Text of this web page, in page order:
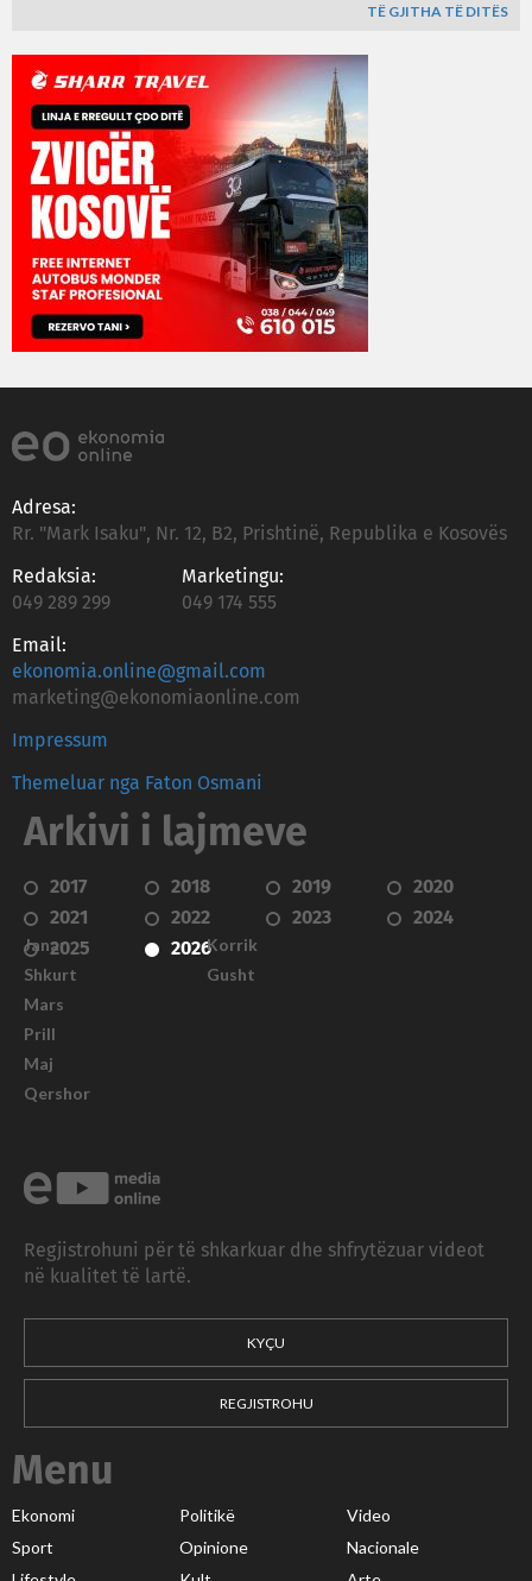
TË GJITHA TË DITËS
Adresa:
Rr. "Mark Isaku", Nr. 12, B2, Prishtinë, Republika e Kosovës
Redaksia:
049 289 299
Marketingu:
049 174 555
Email:
ekonomia.online@gmail.com
marketing@ekonomiaonline.com
Impressum
Themeluar nga Faton Osmani
Arkivi i lajmeve
2017 2018 2019
2020
2021
2022 2023
2024
2025
2026
Janar
Shkurt
Mars
Prill
Maj
Qershor
Korrik
Gusht
Regjistrohuni për të shkarkuar dhe shfrytëzuar videot
në kualitet të lartë.
KYÇU
REGJISTROHU
Menu
Ekonomi Politikë
Video
Sport
Opinione
Nacionale